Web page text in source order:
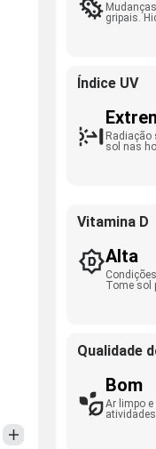
gripais.
Índice UV
Radiação
sol nas
Vitamina D
Alta
Tome sol
Qualidade
Bom
Ar limpo